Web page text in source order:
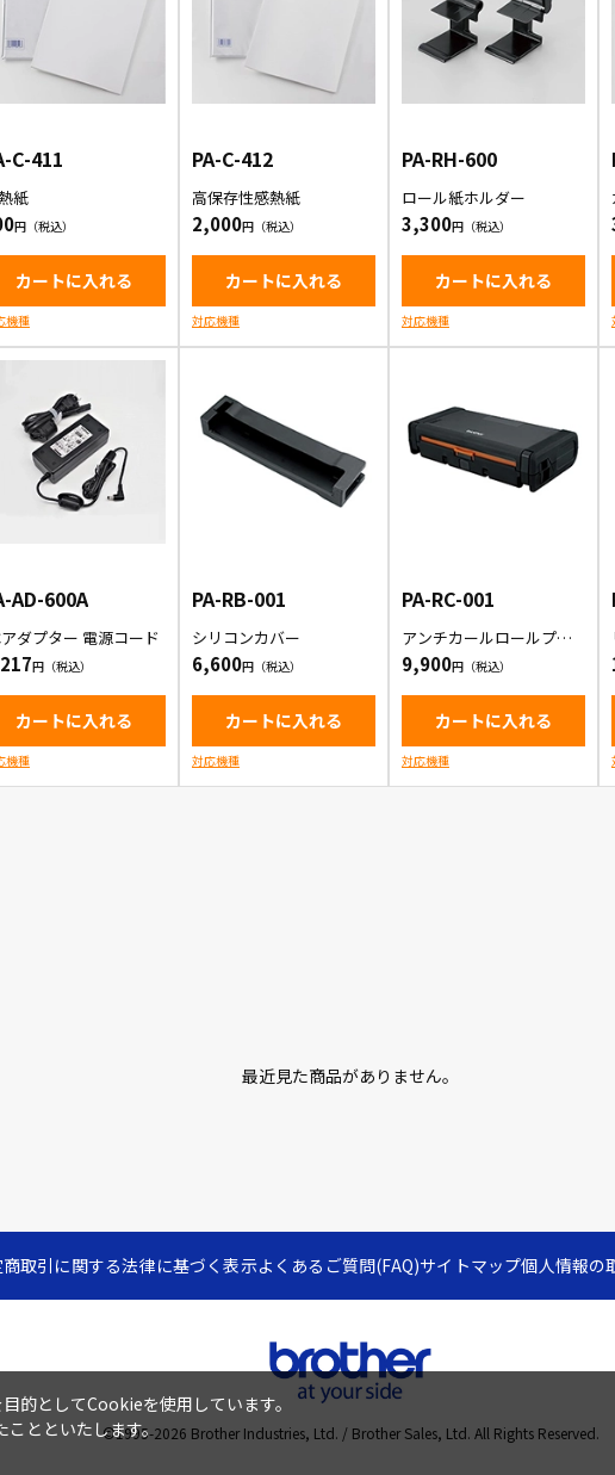
C-411
紙
カートに入れる
機種
PA-C-412
高保存性感熱紙
2,000
カートに入れる
対応機種
PA-RH-600
ロール紙ホルダー
3,300
カートに入れる
対応機種
AD-600A
ダプター 電源コード
カートに入れる
機種
PA-RB-001
シリコンカバー
6,600
カートに入れる
対応機種
PA-RC-001
アンチカールロールプリ
ンターケース
9,900
カートに入れる
対応機種
最近見た商品がありません。
取引に関する法律に基づく表示よくあるご質問(FAQ)サイトマップ個人情報の
©1995-2026 Brother Industries, Ltd. / Brother Sales, Ltd. All Rights Reserved.
的としてCookieを使用しています。
ことといたします。